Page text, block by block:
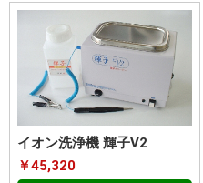
イオン洗浄機 輝子V2
￥45,320